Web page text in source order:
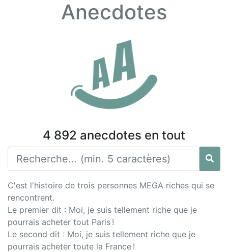
Anecdotes
4 892 anecdotes en tout
C'est l'histoire de trois personnes MEGA riches qui se
rencontrent.
Le premier dit : Moi, je suis tellement riche que je
pourrais acheter tout Paris !
Le second dit : Moi, je suis tellement riche que je
pourrais acheter toute la France !